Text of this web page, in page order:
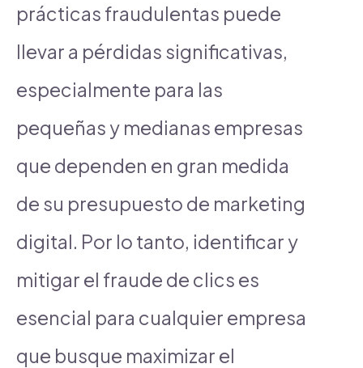
prácticas fraudulentas puede
llevar a pérdidas significativas,
especialmente para las
pequeñas y medianas empresas
que dependen en gran medida
de su presupuesto de marketing
digital. Por lo tanto, identificar y
mitigar el fraude de clics es
esencial para cualquier empresa
que busque maximizar el